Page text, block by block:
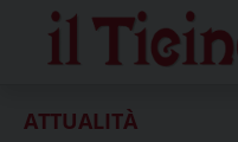
content
ATTUALITÀ